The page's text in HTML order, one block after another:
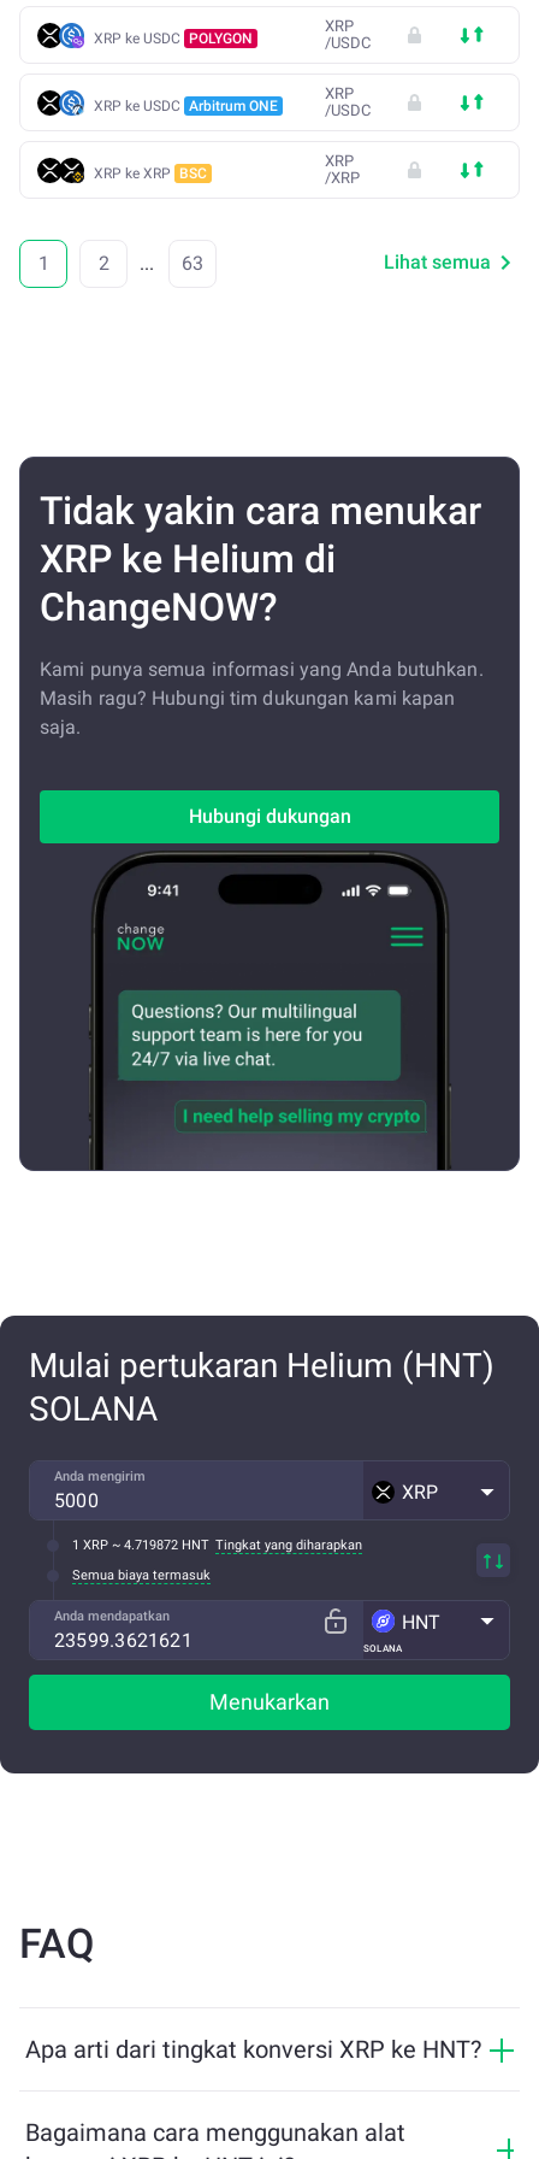
XRP ke USDC POLYGON
XRP
/USDC
XRP ke USDC Arbitrum ONE
XRP
/USDC
XRP ke XRP BSC
XRP
/XRP
1 2 ... 63 Lihat semua
Tidak yakin cara menukar
XRP ke Helium di
ChangeNOW?
Kami punya semua informasi yang Anda butuhkan.
Masih ragu? Hubungi tim dukungan kami kapan
saja.
Hubungi dukungan
Mulai pertukaran Helium (HNT)
SOLANA
Anda mengirim
XRP
1 XRP ~ 4.719872 HNT Tingkat yang diharapkan
Semua biaya termasuk
Anda mendapatkan
SOLANA
HNT
Menukarkan
FAQ
Apa arti dari tingkat konversi XRP ke HNT?
yang akan Anda terima sebagai pertukaran untuk XRP.
Bagaimana cara menggunakan alat